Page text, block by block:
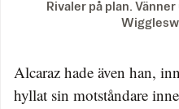
Rivaler på plan.
Alcaraz hade även han,
hyllat sin motståndare